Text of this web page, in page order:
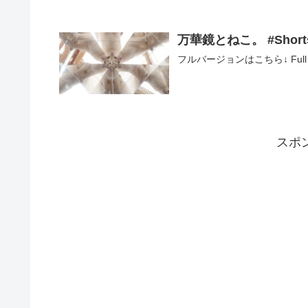
万華鏡とねこ。
フルバージョンはこちら↓
スポ